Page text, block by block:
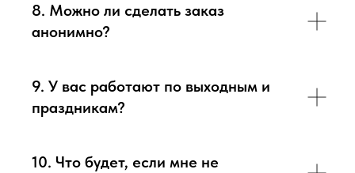
8. Можно ли сделать заказ
анонимно?
9. У вас работают по выходным и
праздникам?
10. Что будет, если мне не